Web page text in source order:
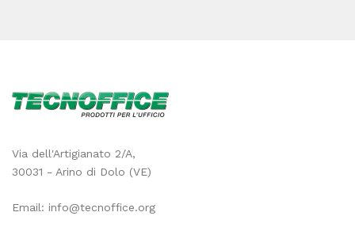
Via dell'Artigianato 2/A,
30031 - Arino di Dolo (VE)
Email: info@tecnoffice.org